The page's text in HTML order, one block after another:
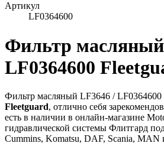
Артикул
LF0364600
Фильтр
LF0364600
Фильтр масляный LF3646 /
Fleetguard, отлично себя
есть в наличии в онлайн-магазине
гидравлической системы Флитгард
Cummins, Komatsu, DAF, Scania, MAN